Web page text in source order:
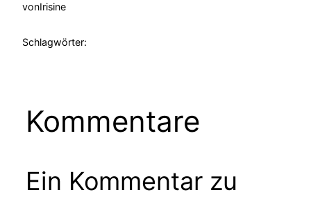
vonIrisine
Schlagwörter:
Kommentare
Ein Kommentar zu